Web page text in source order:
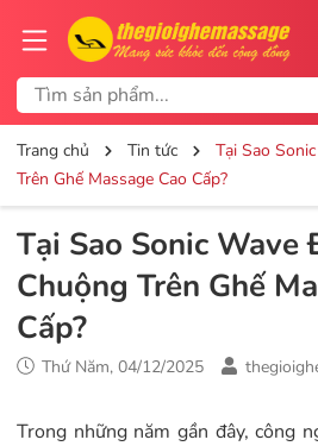
Trang chủ Tin tức
Tại Sao
Trên Ghế Massage Cao Cấp?
Tại Sao Sonic Wave
Chuộng Trên Ghế
Cấp?
Thứ Năm, 04/12/2025
Trong những năm gần đây, công